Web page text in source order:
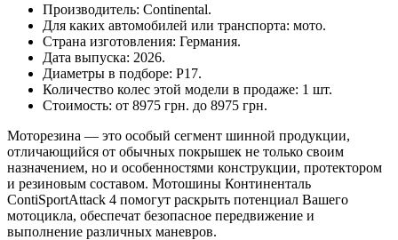
Производитель: Continental.
Для каких автомобилей или транспорта: мото.
Страна изготовления: Германия.
Дата выпуска: 2026.
Диаметры в подборе: Р17.
Количество колес этой модели в продаже: 1 шт.
Стоимость: от 8975 грн. до 8975 грн.
Моторезина — это особый сегмент шинной продукции,
отличающийся от обычных покрышек не только своим
назначением, но и особенностями конструкции, протектором
и резиновым составом. Мотошины Континенталь
ContiSportAttack 4 помогут раскрыть потенциал Вашего
мотоцикла, обеспечат безопасное передвижение и
выполнение различных маневров.